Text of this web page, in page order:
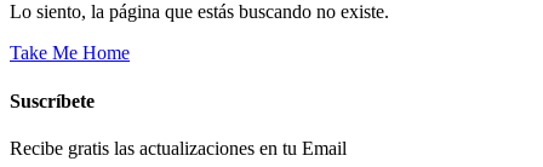
Lo siento, la página que estás buscando no existe.
Take Me Home
Suscríbete
Recibe gratis las actualizaciones en tu Email